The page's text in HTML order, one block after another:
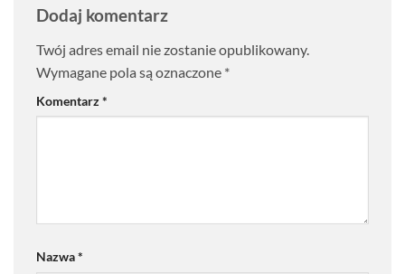
Dodaj komentarz
Twój adres email nie zostanie opublikowany.
Wymagane pola są oznaczone *
Komentarz*
Nazwa*